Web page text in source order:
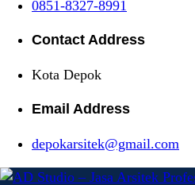
0851-8327-8991
Contact Address
Kota Depok
Email Address
depokarsitek@gmail.com